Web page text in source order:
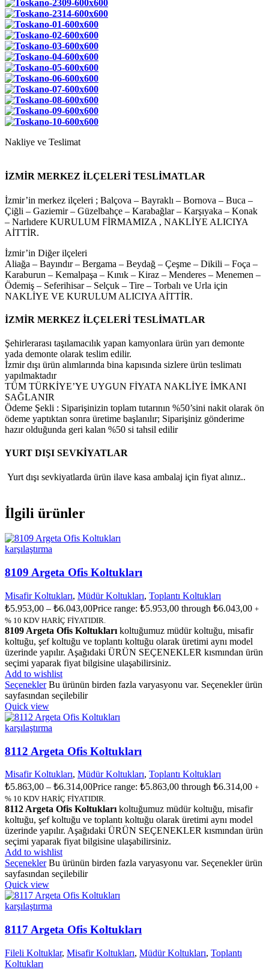
Nakliye ve Teslimat
İZMİR MERKEZ İLÇELERİ TESLİMATLAR
İzmir’in merkez ilçeleri ; Balçova – Bayraklı – Bornova – Buca –
Çiğli – Gaziemir – Güzelbahçe – Karabağlar – Karşıyaka – Konak
– Narlıdere KURULUM FİRMAMIZA , NAKLİYE ALICIYA
AİTTİR.
İzmir’in Diğer ilçeleri
Aliağa – Bayındır – Bergama – Beydağ – Çeşme – Dikili – Foça –
Karaburun – Kemalpaşa – Kınık – Kiraz – Menderes – Menemen –
Ödemiş – Seferihisar – Selçuk – Tire – Torbalı ve Urla için
NAKLİYE VE KURULUM ALICIYA AİTTİR.
İZMİR MERKEZ İLÇELERİ TESLİMATLAR
Şehirlerarası taşılamacılık yapan kamyonlara ürün yarı demonte
yada demonte olarak teslim edilir.
İzmir dışı ürün alımlarında bina kapısında sizlere ürün teslimatı
yapılmaktadır
TÜM TÜRKİYE’YE UYGUN FİYATA NAKLİYE İMKANI
SAĞLANIR
Ödeme Şekli : Siparişinizin toplam tutarının %50’sini nakit olarak ön
ödeme yaptıktan sonra üretime başlanılır; Siparişiniz gönderime
hazır olduğunda geri kalan %50 si tahsil edilir
YURT DIŞI SEVKİYATLAR
Yurt dışı sevkiyatlarda ürün ilave kasa ambalaj için fiyat alınız..
İlgili ürünler
karşılaştırma
8109 Argeta Ofis Koltukları
Misafir Koltukları, Müdür Koltukları, Toplantı Koltukları
₺5.953,00 – ₺6.043,00Price range: ₺5.953,00 through ₺6.043,00 +
% 10 KDV HARİÇ FİYATIDIR.
8109 Argeta Ofis Koltukları koltuğumuz müdür koltuğu, misafir
koltuğu, şef koltuğu ve toplantı koltuğu olarak üretimi aynı model
üzerinde yapılır. Aşağıdaki ÜRÜN SEÇENEKLER kısmından ürün
seçimi yaparak fiyat bilgisine ulaşabilirsiniz.
Add to wishlist
Seçenekler Bu ürünün birden fazla varyasyonu var. Seçenekler ürün
sayfasından seçilebilir
Quick view
karşılaştırma
8112 Argeta Ofis Koltukları
Misafir Koltukları, Müdür Koltukları, Toplantı Koltukları
₺5.863,00 – ₺6.314,00Price range: ₺5.863,00 through ₺6.314,00 +
% 10 KDV HARİÇ FİYATIDIR.
8112 Argeta Ofis Koltukları koltuğumuz müdür koltuğu, misafir
koltuğu, şef koltuğu ve toplantı koltuğu olarak üretimi aynı model
üzerinde yapılır. Aşağıdaki ÜRÜN SEÇENEKLER kısmından ürün
seçimi yaparak fiyat bilgisine ulaşabilirsiniz.
Add to wishlist
Seçenekler Bu ürünün birden fazla varyasyonu var. Seçenekler ürün
sayfasından seçilebilir
Quick view
karşılaştırma
8117 Argeta Ofis Koltukları
Fileli Koltuklar, Misafir Koltukları, Müdür Koltukları, Toplantı
Koltukları